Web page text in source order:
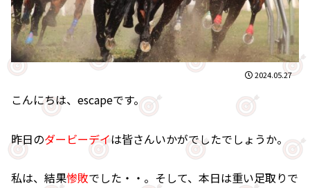
2024.05.27
こんにちは、escapeです。
昨日のダービーデイは皆さんいかがでしたでしょうか。
私は、結果惨敗でした・・。そして、本日は重い足取りで